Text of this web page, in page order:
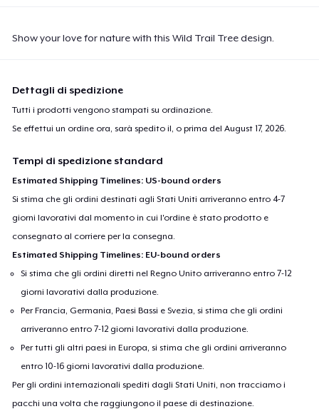
Show your love for nature with this Wild Trail Tree design.
Dettagli di spedizione
Tutti i prodotti vengono stampati su ordinazione.
Se effettui un ordine ora, sarà spedito il, o prima delAugust 17, 2026
Tempi di spedizione standard
Estimated Shipping Timelines: US-bound orders
Si stima che gli ordini destinati agli Stati Uniti arriveranno entro 4-7
giorni lavorativi dal momento in cui l'ordine è stato prodotto e
consegnato al corriere per la consegna.
Estimated Shipping Timelines: EU-bound orders
Si stima che gli ordini diretti nel Regno Unito arriveranno entro 7-12
giorni lavorativi dalla produzione.
Per Francia, Germania, Paesi Bassi e Svezia, si stima che gli ordini
arriveranno entro 7-12 giorni lavorativi dalla produzione.
Per tutti gli altri paesi in Europa, si stima che gli ordini arriveranno
entro 10-16 giorni lavorativi dalla produzione.
Per gli ordini internazionali spediti dagli Stati Uniti, non tracciamo i
pacchi una volta che raggiungono il paese di destinazione.